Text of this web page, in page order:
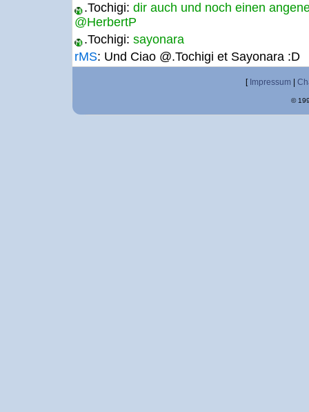
.Tochigi: dir auch und noch einen
@HerbertP
.Tochigi: sayonara
rMS: Und Ciao @.Tochigi et Sayonara :D
[ Impressum
©